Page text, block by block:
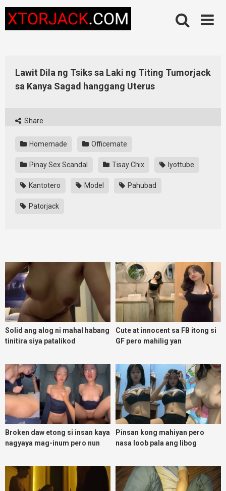
content
Lawit Dila ng Tsiks sa Laki ng Titing Tumorjack
sa Kanya Sagad hanggang Uterus
Share
Homemade Officemate
Pinay Sex Scandal Tisay Chix Iyottube
Kantotero Model Pahubad
Patorjack
Solid ang alog ni mahal habang
tinitira siya patalikod
Cute at innocent sa FB itong si
GF pero mahilig yan
Broken daw etong si insan kaya
nagyaya mag-inum pero nun
Pinsan kong mahiyan pero
nasa loob pala ang libog